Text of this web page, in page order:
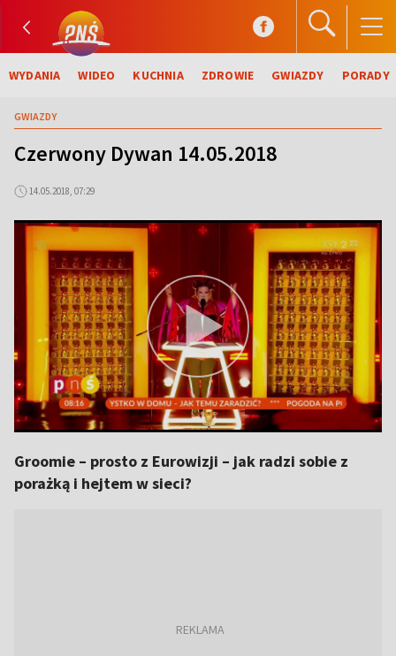
WYDANIA WIDEO KUCHNIA ZDROWIE GWIAZDY PORADY
GWIAZDY
Czerwony Dywan 14.05.2018
14.05.2018, 07:29
Groomie – prosto z Eurowizji – jak radzi sobie z
porażką i hejtem w sieci?